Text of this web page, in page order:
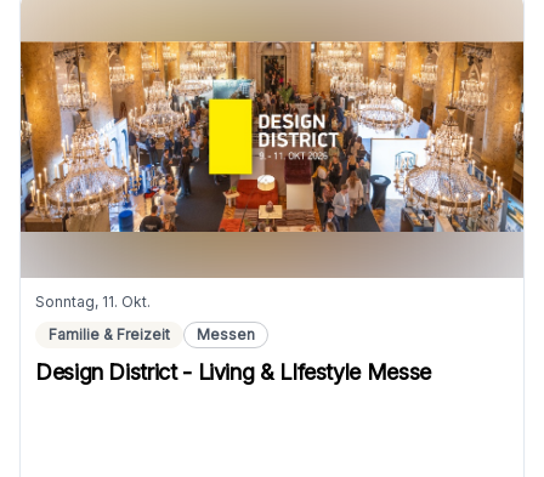
Sonntag, 11. Okt.
Familie & Freizeit
Messen
Design District - Living & LIfestyle Messe